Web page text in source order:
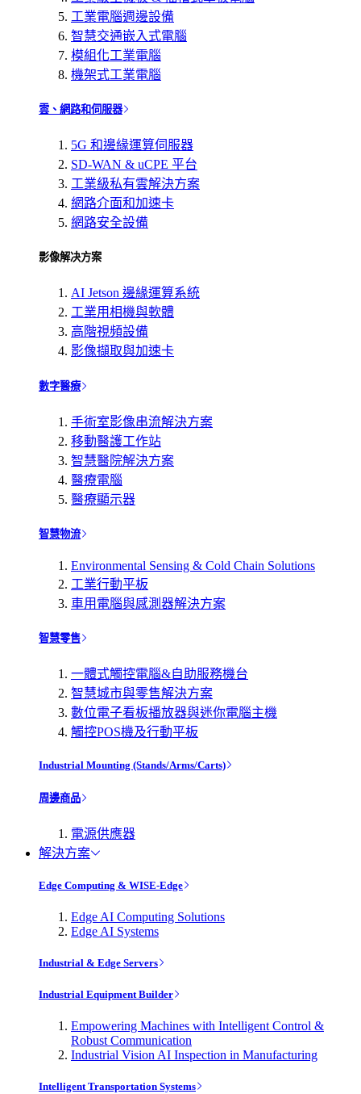
工業電腦週邊設備
智慧交通嵌入式電腦
模組化工業電腦
機架式工業電腦
雲、網路和伺服器
5G 和邊緣運算伺服器
SD-WAN & uCPE 平台
工業級私有雲解決方案
網路介面和加速卡
網路安全設備
影像解决方案
AI Jetson 邊緣運算系統
工業用相機與軟體
高階視頻設備
影像擷取與加速卡
數字醫療
手術室影像串流解決方案
移動醫護工作站
智慧醫院解決方案
醫療電腦
醫療顯示器
智慧物流
Environmental Sensing & Cold Chain Solutions
工業行動平板
車用電腦與感測器解決方案
智慧零售
一體式觸控電腦&自助服務機台
智慧城市與零售解決方案
數位電子看板播放器與迷你電腦主機
觸控POS機及行動平板
Industrial Mounting (Stands/Arms/Carts)
周邊商品
電源供應器
解決方案
Edge Computing & WISE-Edge
Edge AI Computing Solutions
Edge AI Systems
Industrial & Edge Servers
Industrial Equipment Builder
Empowering Machines with Intelligent Control &
Robust Communication
Industrial Vision AI Inspection in Manufacturing
Intelligent Transportation Systems